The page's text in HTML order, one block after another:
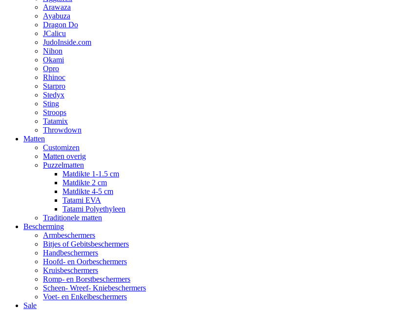
Arawaza
Ayabuza
Dragon Do
JCalicu
JudoInside.com
Nihon
Okami
Opro
Rhinoc
Starpro
Stedyx
Sting
Stroops
Tatamix
Throwdown
Matten
Customizen
Matten overig
Puzzelmatten
Matdikte 1-1.5 cm
Matdikte 2 cm
Matdikte 4-5 cm
Tatami EVA
Tatami Polyethyleen
Traditionele matten
Bescherming
Armbeschermers
Bitjes of Gebitsbeschermers
Handbeschermers
Hoofd- en Oorbeschermers
Kruisbeschermers
Romp- en Borstbeschermers
Scheen- Wreef- Kniebeschermers
Voet- en Enkelbeschermers
Sale